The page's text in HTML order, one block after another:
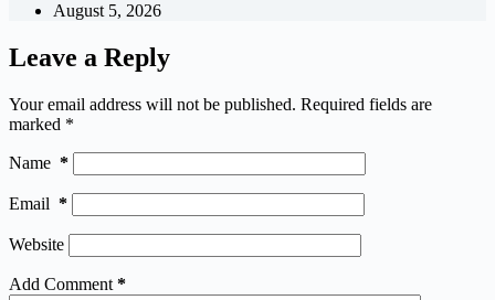
August 5, 2026
Leave a Reply
Your email address will not be published. Required fields are
marked *
Name *
Email *
Website
Add Comment *